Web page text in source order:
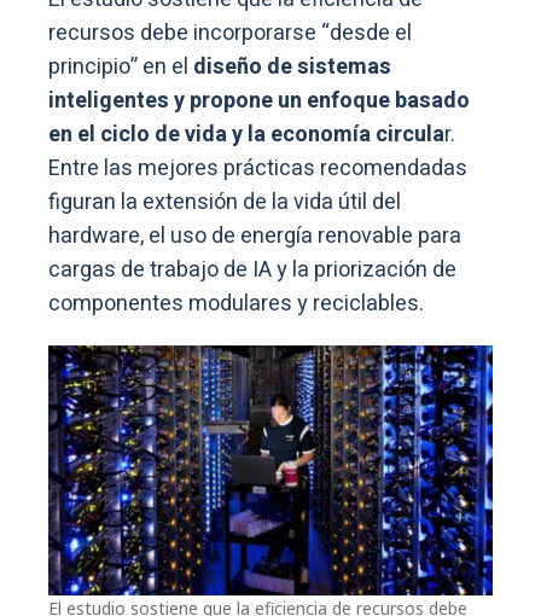
recursos debe incorporarse “desde el
principio” en el diseño de sistemas
inteligentes y propone un enfoque basado
en el ciclo de vida y la economía circular.
Entre las mejores prácticas recomendadas
figuran la extensión de la vida útil del
hardware, el uso de energía renovable para
cargas de trabajo de IA y la priorización de
componentes modulares y reciclables.
El estudio sostiene que la eficiencia de recursos debe